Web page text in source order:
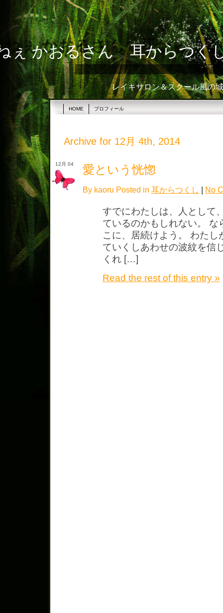
ぇ かおるさん 耳からつく
レイキサロン＆スクール風の
HOME プロフィール
Archive for 12月 4th, 2014
12月 04 愛という恍惚
By kaoru Posted in 耳からつくし No
すでにわたしは、人として
ているのかもしれない。
こに、居続けよう。 わた
ていくしあわせの波紋を信
くれ […]
Read the rest of this entry »